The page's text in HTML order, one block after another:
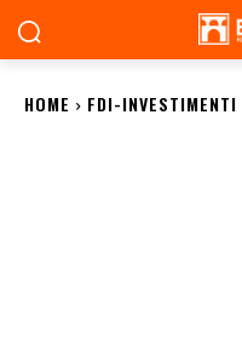
HOME FDI-